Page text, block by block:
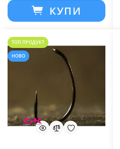
КУПИ
ТОП ПРОДУКТ
НОВО